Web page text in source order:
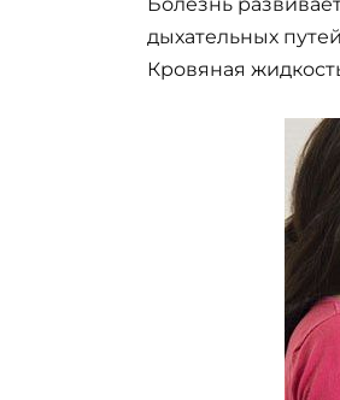
дыхательных
Кровяная